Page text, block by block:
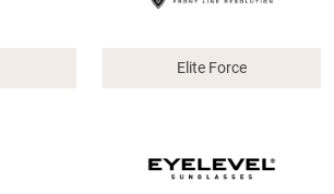
Elite Force